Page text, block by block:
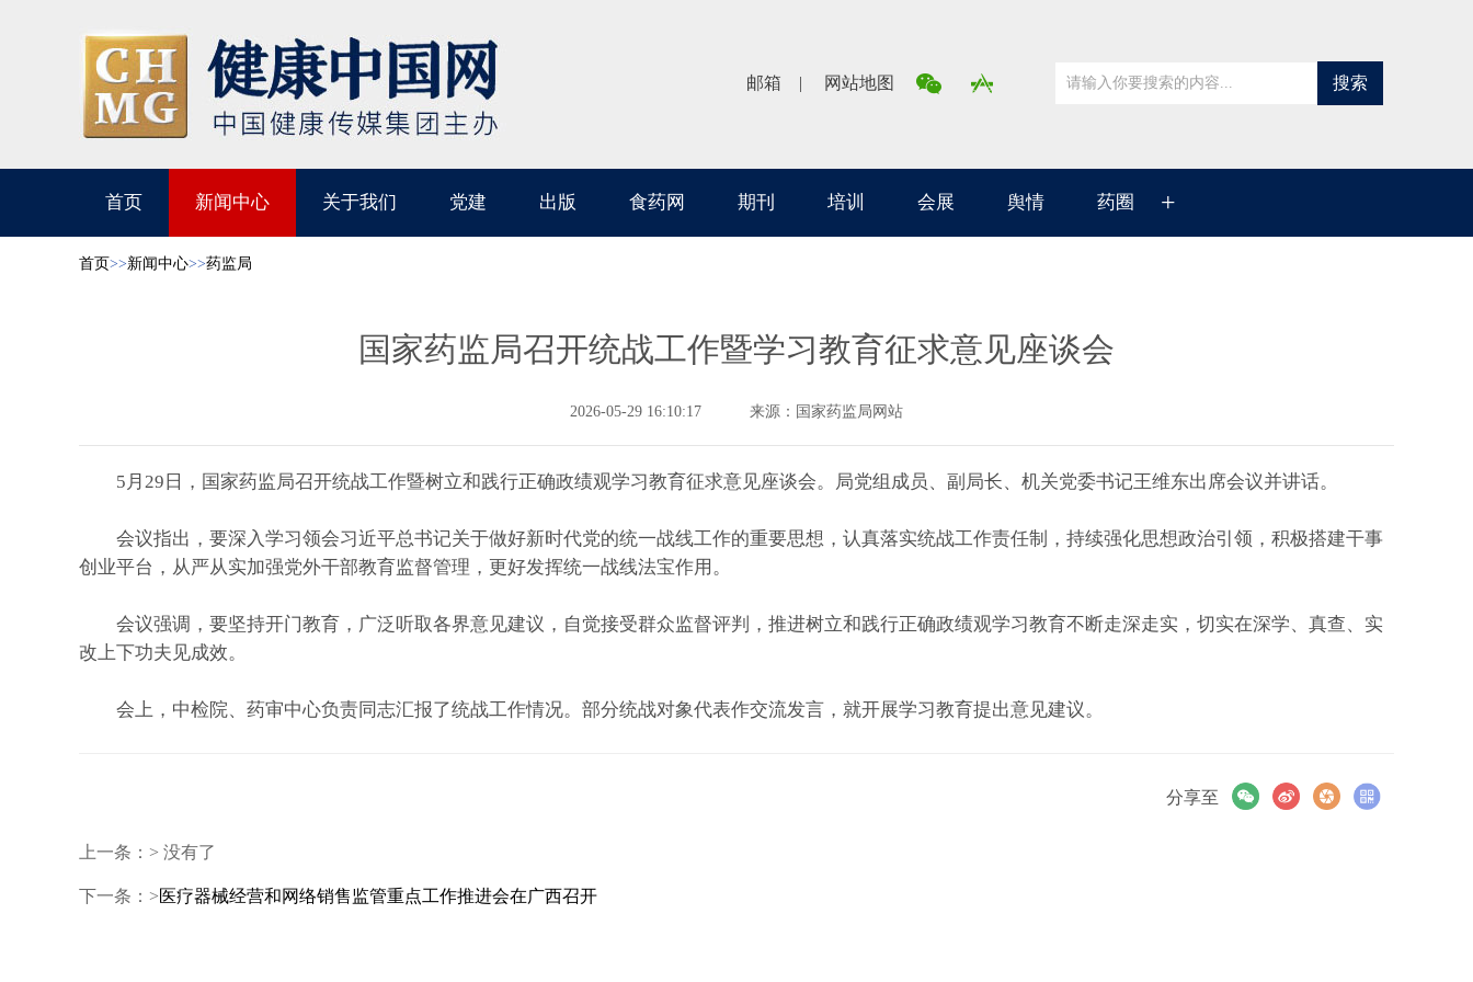
邮箱 网站地图 搜索
首页 新闻中心 关于我们 党建 出版 食药网 期刊 培训 会展 舆情 药圈 +
首页>>新闻中心>>药监局
国家药监局召开统战工作暨学习教育征求意见座谈会
2026-05-29 16:10:17 来源：国家药监局网站
5月29日，国家药监局召开统战工作暨树立和践行正确政绩观学习教育征求意见座谈会。局党组成员、副局长、机关党委书记王维东出席会议并讲话。
会议指出，要深入学习领会习近平总书记关于做好新时代党的统一战线工作的重要思想，认真落实统战工作责任制，持续强化思想政治引领，积极搭建干事
创业平台，从严从实加强党外干部教育监督管理，更好发挥统一战线法宝作用。
会议强调，要坚持开门教育，广泛听取各界意见建议，自觉接受群众监督评判，推进树立和践行正确政绩观学习教育不断走深走实，切实在深学、真查、实
改上下功夫见成效。
会上，中检院、药审中心负责同志汇报了统战工作情况。部分统战对象代表作交流发言，就开展学习教育提出意见建议。
分享至
上一条：> 没有了
下一条：>医疗器械经营和网络销售监管重点工作推进会在广西召开